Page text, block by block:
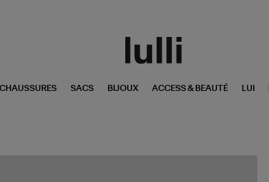
CHAUSSURES SACS BIJOUX ACCESS & BEAUTÉ LUI